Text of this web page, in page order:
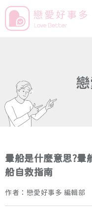
戀
暈船是什麼意思?暈
船自救指南
作者：戀愛好事多 編輯部